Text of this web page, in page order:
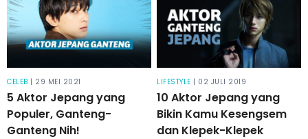
CELEB | 29 MEI 2021
5 Aktor Jepang yang
Populer, Ganteng-
Ganteng Nih!
LIFESTYLE | 02 JULI 2019
10 Aktor Jepang yang
Bikin Kamu Kesengsem
dan Klepek-Klepek